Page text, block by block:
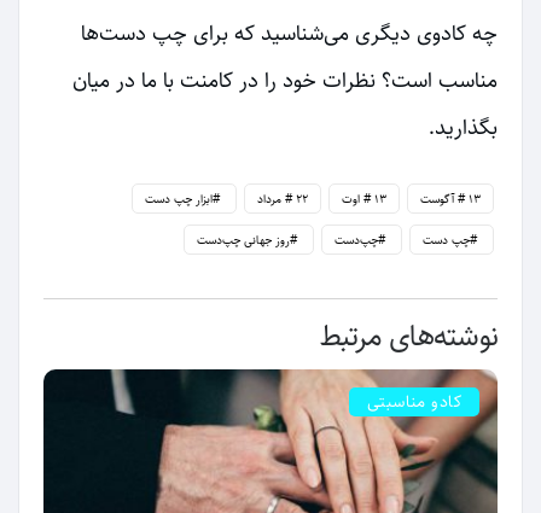
چه کادوی دیگری می‌شناسید که برای چپ دست‌ها
مناسب است؟ نظرات خود را در کامنت با ما در میان
بگذارید.
۱۳ آگوست ۱۳ اوت ۲۲ مرداد ابزار چپ دست
چپ دست چپ‌دست روز جهانی چپ‌دست
نوشته‌های مرتبط
کادو مناسبتی